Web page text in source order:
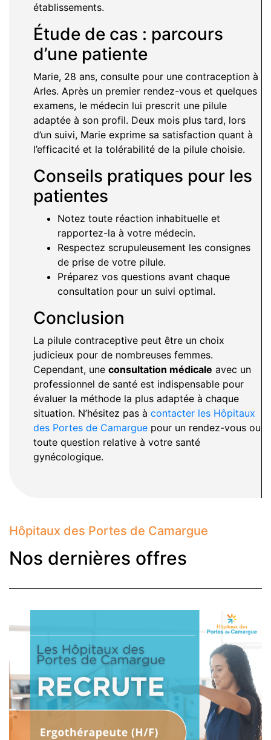
établissements.
Étude de cas : parcours
d’une patiente
Marie, 28 ans, consulte pour une contraception à
Arles. Après un premier rendez-vous et quelques
examens, le médecin lui prescrit une pilule
adaptée à son profil. Deux mois plus tard, lors
d’un suivi, Marie exprime sa satisfaction quant à
l’efficacité et la tolérabilité de la pilule choisie.
Conseils pratiques pour les
patientes
Notez toute réaction inhabituelle et
rapportez-la à votre médecin.
Respectez scrupuleusement les consignes
de prise de votre pilule.
Préparez vos questions avant chaque
consultation pour un suivi optimal.
Conclusion
La pilule contraceptive peut être un choix
judicieux pour de nombreuses femmes.
Cependant, une consultation médicale avec un
professionnel de santé est indispensable pour
évaluer la méthode la plus adaptée à chaque
situation. N’hésitez pas à contacter les Hôpitaux
des Portes de Camargue pour un rendez-vous ou
toute question relative à votre santé
gynécologique.
Hôpitaux des Portes de Camargue
Nos dernières offres